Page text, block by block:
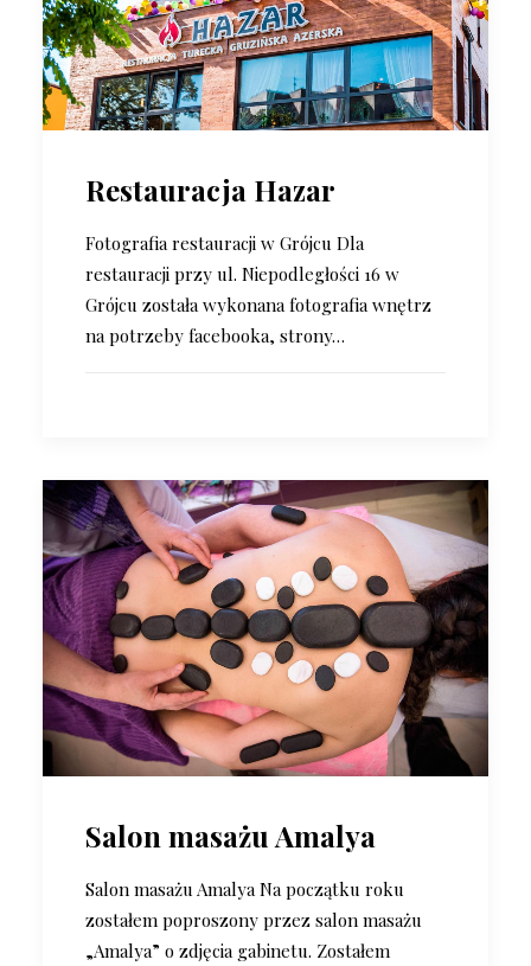
Restauracja Hazar
Fotografia restauracji w Grójcu Dla
restauracji przy ul. Niepodległości 16 w
Grójcu została wykonana fotografia wnętrz
na potrzeby facebooka, strony…
Salon masażu Amalya
Salon masażu Amalya Na początku roku
zostałem poproszony przez salon masażu
„Amalya” o zdjęcia gabinetu. Zostałem